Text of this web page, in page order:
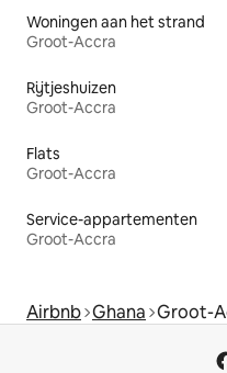
Woningen aan het strand
Groot-Accra
Rijtjeshuizen
Groot-Accra
Flats
Groot-Accra
Service-appartementen
Groot-Accra
Airbnb Ghana Groot-